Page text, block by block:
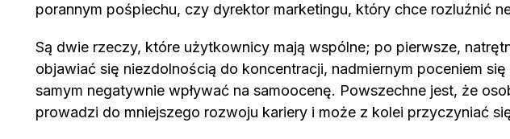
porannym pośpiechu, czy dyrektor marketingu, który chce rozluźnić
Są dwie rzeczy, które użytkownicy mają wspólne; po pierwsze,
objawiać się niezdolnością do koncentracji, nadmiernym poceniem
samym negatywnie wpływać na samoocenę. Powszechne jest, że
prowadzi do mniejszego rozwoju kariery i może z kolei przyczyniać